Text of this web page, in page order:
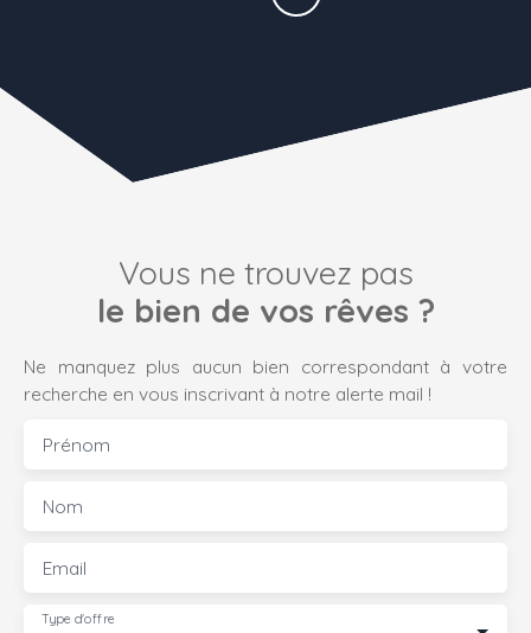
Vous ne trouvez pas
le bien de vos rêves ?
Ne manquez plus aucun bien correspondant à votre
recherche en vous inscrivant à notre alerte mail !
Prénom
Nom
Email
Type d'offre